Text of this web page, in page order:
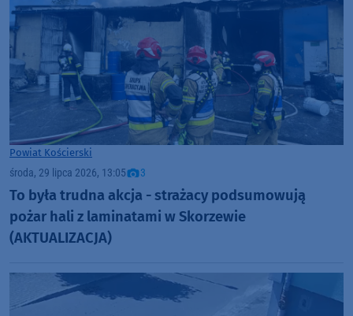
Powiat Kościerski
środa, 29 lipca 2026, 13:05 3
To była trudna akcja - strażacy podsumowują
pożar hali z laminatami w Skorzewie
(AKTUALIZACJA)